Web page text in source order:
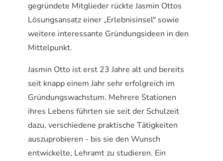
gegründete Mitglieder rückte Jasmin Ottos
Lösungsansatz einer „Erlebnisinsel" sowie
weitere interessante Gründungsideen in den
Mittelpunkt.
Jasmin Otto ist erst 23 Jahre alt und bereits
seit knapp einem Jahr sehr erfolgreich im
Gründungswachstum. Mehrere Stationen
ihres Lebens führten sie seit der Schulzeit
dazu, verschiedene praktische Tätigkeiten
auszuprobieren - bis sie den Wunsch
entwickelte, Lehramt zu studieren. Ein